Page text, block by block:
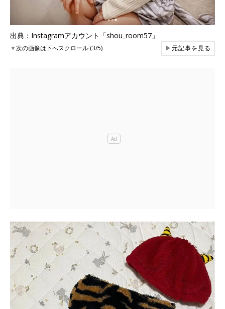
出典：Instagramアカウント「shou_room57」
▼次の画像は下へスクロール (3/5) ▶元記事を見る